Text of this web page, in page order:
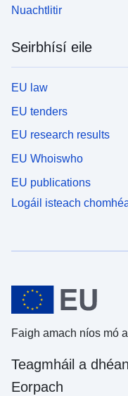
Nuachtlitir
Seirbhísí eile
EU law
EU tenders
EU research results
EU Whoiswho
EU publications
Logáil isteach
Faigh amach níos mó
Teagmháil a
Eorpach